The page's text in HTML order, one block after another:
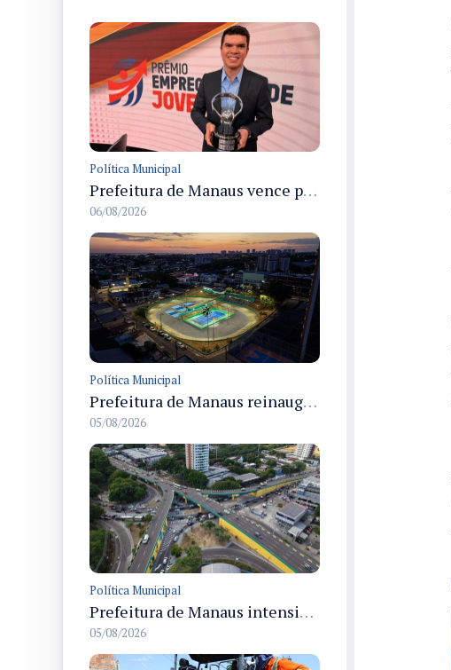
Política Municipal
Prefeitura de Manaus vence prêmio nacional na categoria Estágio e recebe troféu em São Paulo
06/08/2026
Política Municipal
Prefeitura de Manaus reinaugura o Velódromo Professora Alzira Campos e entrega espaço esportivo totalmente revitalizado
05/08/2026
Política Municipal
Prefeitura de Manaus intensifica obras de modernização no viaduto Miguel Arraes para ampliar segurança e acessibilidade na região
05/08/2026